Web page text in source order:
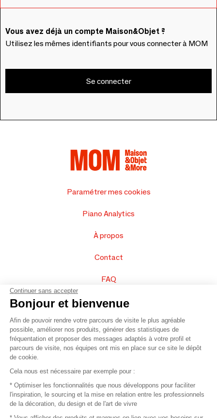
Vous avez déjà un compte Maison&Objet ?
Utilisez les mêmes identifiants pour vous connecter à MOM
Se connecter
Paramétrer mes cookies
Piano Analytics
À propos
Contact
FAQ
Vendez vos produits
Plan du site
© 2016 –Organisation SAFI
Recrutement
Continuer sans accepter
Bonjour et bienvenue
Afin de pouvoir rendre votre parcours de visite le plus agréable
possible, améliorer nos produits, générer des statistiques de
fréquentation et proposer des messages adaptés à votre profil et
parcours de visite, nos équipes ont mis en place sur ce site le dépôt
de cookie.
Cela nous est nécessaire par exemple pour :
* Optimiser les fonctionnalités que nous développons pour faciliter
l'inspiration, le sourcing et la mise en relation entre les professionnels
de la décoration, du design et de l'art de vivre